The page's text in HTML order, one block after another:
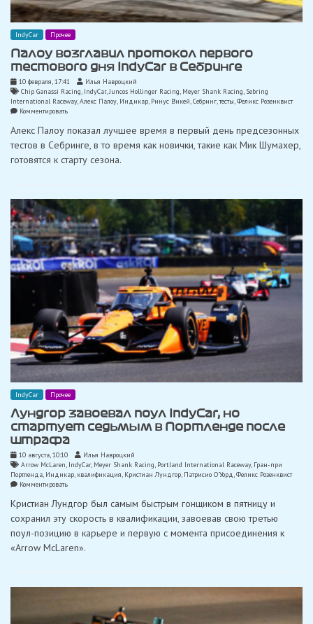
IndyCar Прочее
Палоу возглавил протокол первого
тестового дня IndyCar в Себринге
10 февраля, 17:41
Илья Навроцкий
Chip Ganassi Racing, IndyCar,Juncos Hollinger Racing, Meyer Shank Racing, Sebring
International Raceway,Алекс Палоу, Индикар, Ринус Викей,Себринг,тесты,Феликс Розенквист
Комментироватьon
возглавил
первого
тестового
Себринге
Алекс Палоу показал лучшее время в первый день предсезонных
тестов в Себринге, в то время как новички, такие как Мик Шумахер,
готовятся к старту сезона.
IndyCar Прочее
Лундгор завоевал поул IndyCar, но
стартует седьмым в Портленде после
штрафа
10 августа, 10:10
Илья Навроцкий
Arrow McLaren, IndyCar, Meyer Shank Racing, Portland International Raceway, Гран-при
Портленда, Индикар, квалификация, Кристиан Лундгор, Патрисио О'Уорд,Феликс Розенквист
Комментироватьon
завоевал
IndyCar,
но
седьмым
Кристиан Лундгор был самым быстрым гонщиком в пятницу и
сохранил эту скорость в квалификации, завоевав свою третью
поул-позицию в карьере и первую с момента присоединения к
«Arrow McLaren».